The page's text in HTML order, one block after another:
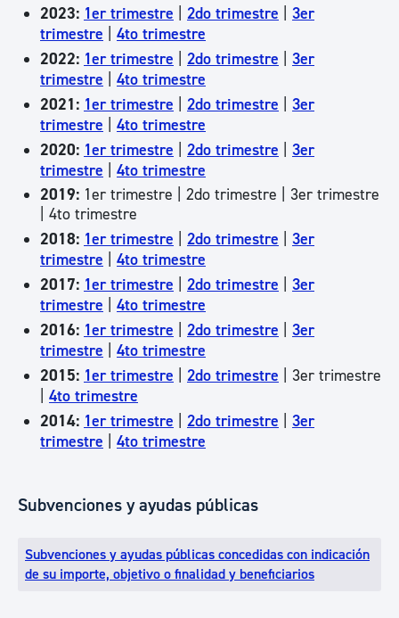
2023: 1er trimestre 2do trimestre
3er
trimestre
4to trimestre
2022: 1er trimestre 2do trimestre
3er
trimestre
4to trimestre
2021: 1er trimestre 2do trimestre
3er
trimestre
4to trimestre
2020: 1er trimestre 2do trimestre
3er
trimestre
4to trimestre
2019: 1er trimestre | 2do trimestre | 3er trimestre
| 4to trimestre
2018: 1er trimestre 2do trimestre
3er
trimestre
4to trimestre
2017: 1er trimestre 2do trimestre
3er
trimestre
4to trimestre
2016: 1er trimestre 2do trimestre
3er
trimestre
4to trimestre
2015: 1er trimestre 2do trimestre | 3er trimestre
4to trimestre
2014: 1er trimestre 2do trimestre
3er
trimestre
4to trimestre
Subvenciones y ayudas públicas
Subvenciones y ayudas públicas concedidas con indicación
de su importe, objetivo o finalidad y beneficiarios